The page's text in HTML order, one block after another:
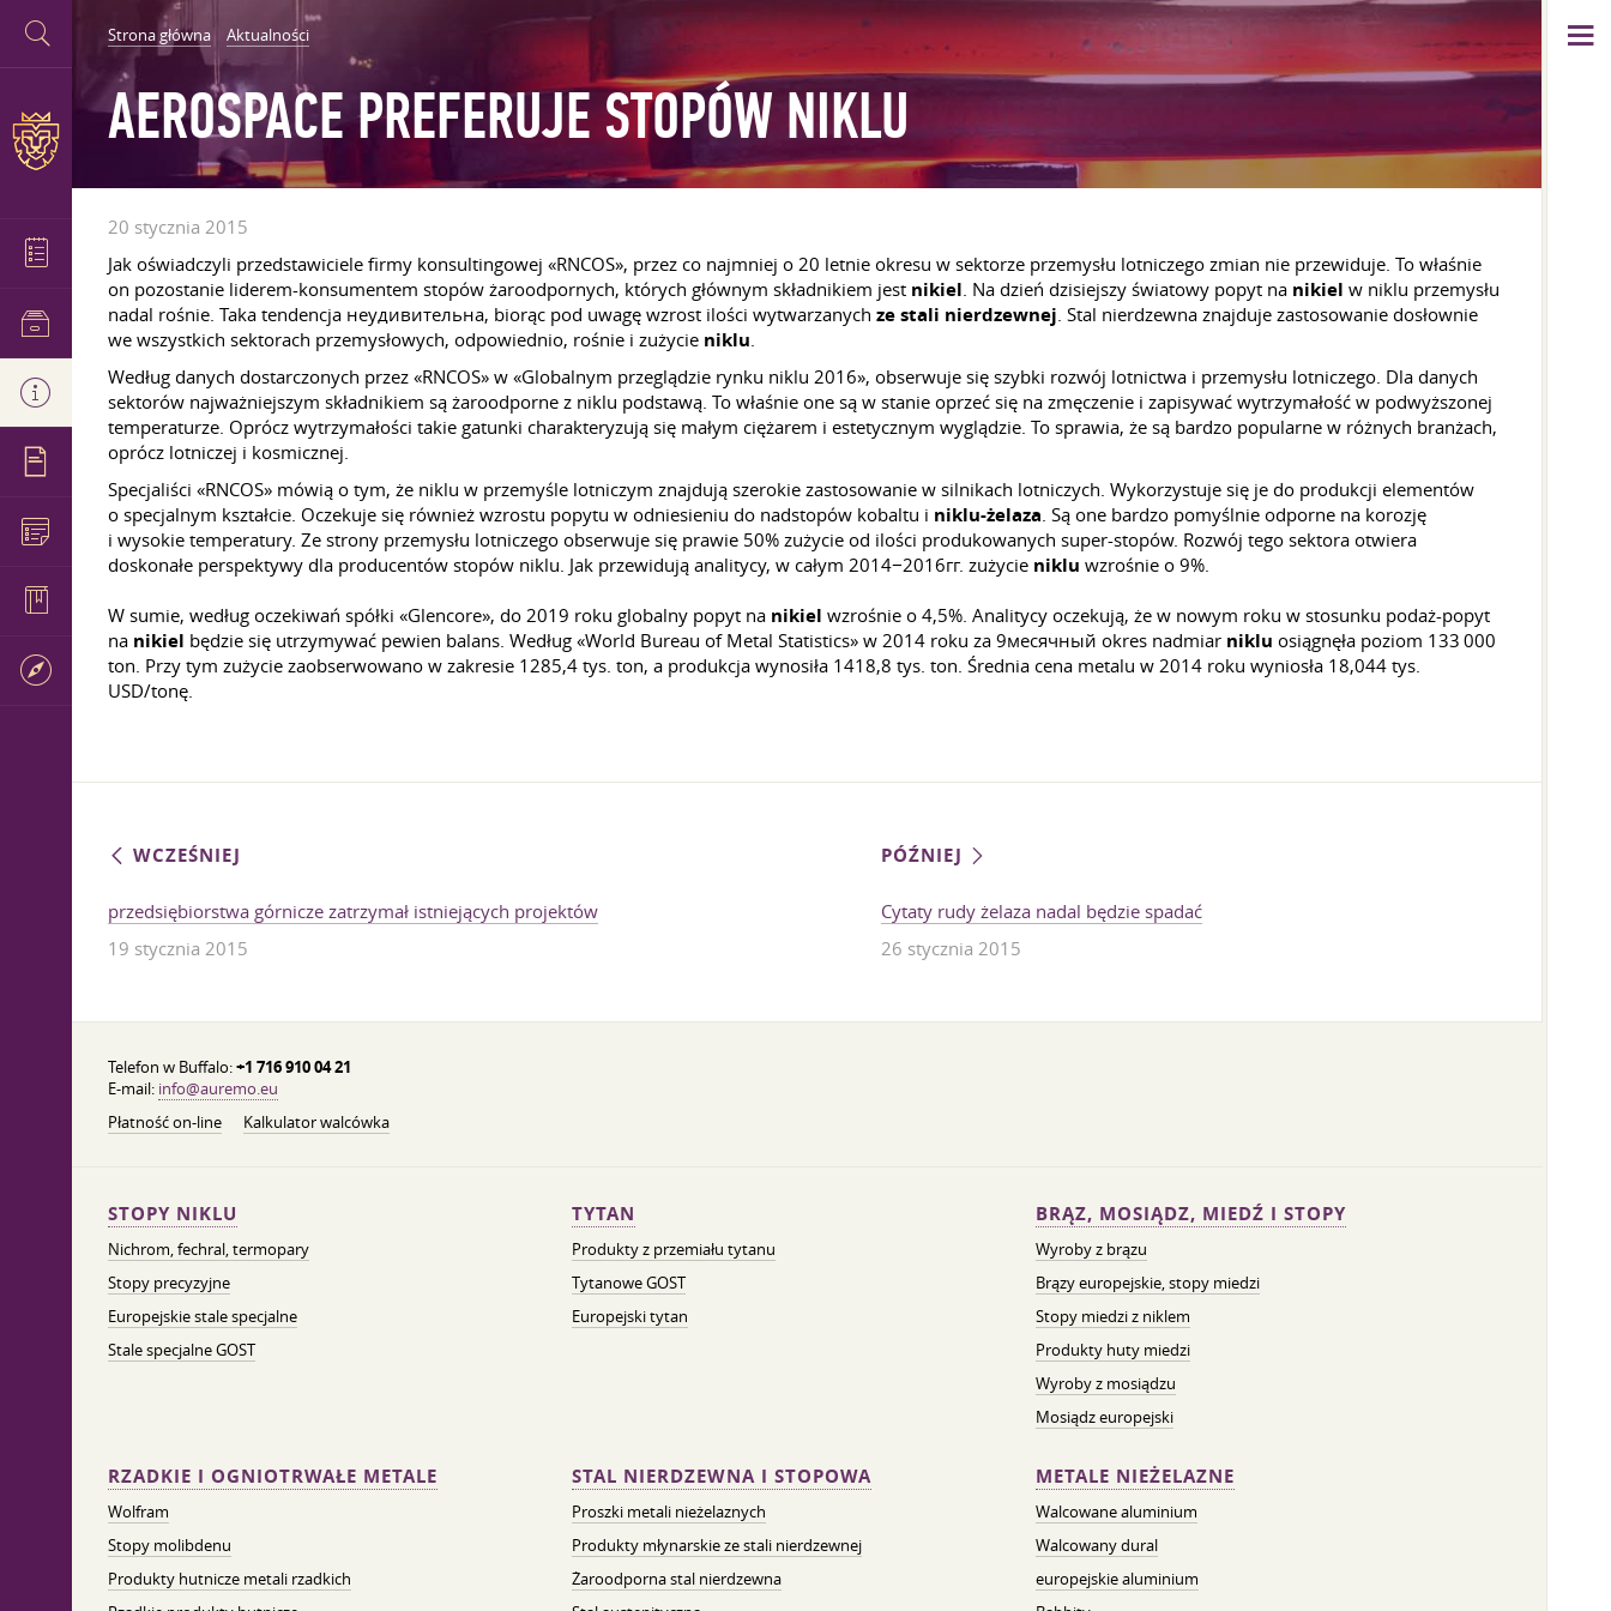
Strona główna Aktualności
AEROSPACE PREFERUJE STOPÓW NIKLU
20 stycznia 2015
Jak oświadczyli przedstawiciele firmy konsultingowej «RNCOS», przez co najmniej o 20 letnie okresu w sektorze przemysłu lotniczego zmian nie przewiduje. To właśnie
on pozostanie liderem-konsumentem stopów żaroodpornych, których głównym składnikiem jest nikiel. Na dzień dzisiejszy światowy popyt na nikiel w niklu przemysłu
nadal rośnie. Taka tendencja неудивительна, biorąc pod uwagę wzrost ilości wytwarzanych ze stali nierdzewnej. Stal nierdzewna znajduje zastosowanie dosłownie
we wszystkich sektorach przemysłowych, odpowiednio, rośnie i zużycie niklu.
Według danych dostarczonych przez «RNCOS» w «Globalnym przeglądzie rynku niklu 2016», obserwuje się szybki rozwój lotnictwa i przemysłu lotniczego. Dla danych
sektorów najważniejszym składnikiem są żaroodporne z niklu podstawą. To właśnie one są w stanie oprzeć się na zmęczenie i zapisywać wytrzymałość w podwyższonej
temperaturze. Oprócz wytrzymałości takie gatunki charakteryzują się małym ciężarem i estetycznym wyglądzie. To sprawia, że są bardzo popularne w różnych branżach,
oprócz lotniczej i kosmicznej.
Specjaliści «RNCOS» mówią o tym, że niklu w przemyśle lotniczym znajdują szerokie zastosowanie w silnikach lotniczych. Wykorzystuje się je do produkcji elementów
o specjalnym kształcie. Oczekuje się również wzrostu popytu w odniesieniu do nadstopów kobaltu i niklu-żelaza. Są one bardzo pomyślnie odporne na korozję
i wysokie temperatury. Ze strony przemysłu lotniczego obserwuje się prawie 50% zużycie od ilości produkowanych super-stopów. Rozwój tego sektora otwiera
doskonałe perspektywy dla producentów stopów niklu. Jak przewidują analitycy, w całym 2014−2016гг. zużycie niklu wzrośnie o 9%.
W sumie, według oczekiwań spółki «Glencore», do 2019 roku globalny popyt na nikiel wzrośnie o 4,5%. Analitycy oczekują, że w nowym roku w stosunku podaż-popyt
na nikiel będzie się utrzymywać pewien balans. Według «World Bureau of Metal Statistics» w 2014 roku za 9месячный okres nadmiar niklu osiągnęła poziom 133 000
ton. Przy tym zużycie zaobserwowano w zakresie 1285,4 tys. ton, a produkcja wynosiła 1418,8 tys. ton. Średnia cena metalu w 2014 roku wyniosła 18,044 tys.
USD/tonę.
WCZEŚNIEJ
przedsiębiorstwa górnicze zatrzymał istniejących projektów
19 stycznia 2015
PÓŹNIEJ
Cytaty rudy żelaza nadal będzie spadać
26 stycznia 2015
Telefon w Buffalo:+1 716 910 04 21
E-mail: info@auremo.eu
Płatność on-line
Kalkulator walcówka
STOPY NIKLU
Nichrom, fechral, termopary
Stopy precyzyjne
Europejskie stale specjalne
Stale specjalne GOST
TYTAN
Produkty z przemiału tytanu
Tytanowe GOST
Europejski tytan
BRĄZ, MOSIĄDZ, MIEDŹ I STOPY
Wyroby z brązu
Brązy europejskie, stopy miedzi
Stopy miedzi z niklem
Produkty huty miedzi
Wyroby z mosiądzu
Mosiądz europejski
RZADKIE I OGNIOTRWAŁE METALE
Wolfram
Stopy molibdenu
Produkty hutnicze metali rzadkich
STAL NIERDZEWNA I STOPOWA
Proszki metali nieżelaznych
Produkty młynarskie ze stali nierdzewnej
Żaroodporna stal nierdzewna
METALE NIEŻELAZNE
Walcowane aluminium
Walcowany dural
europejskie aluminium